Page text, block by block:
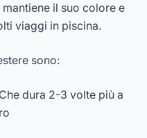
il suo colore e
viaggi in piscina.
sono:
Che dura 2-3 volte più a